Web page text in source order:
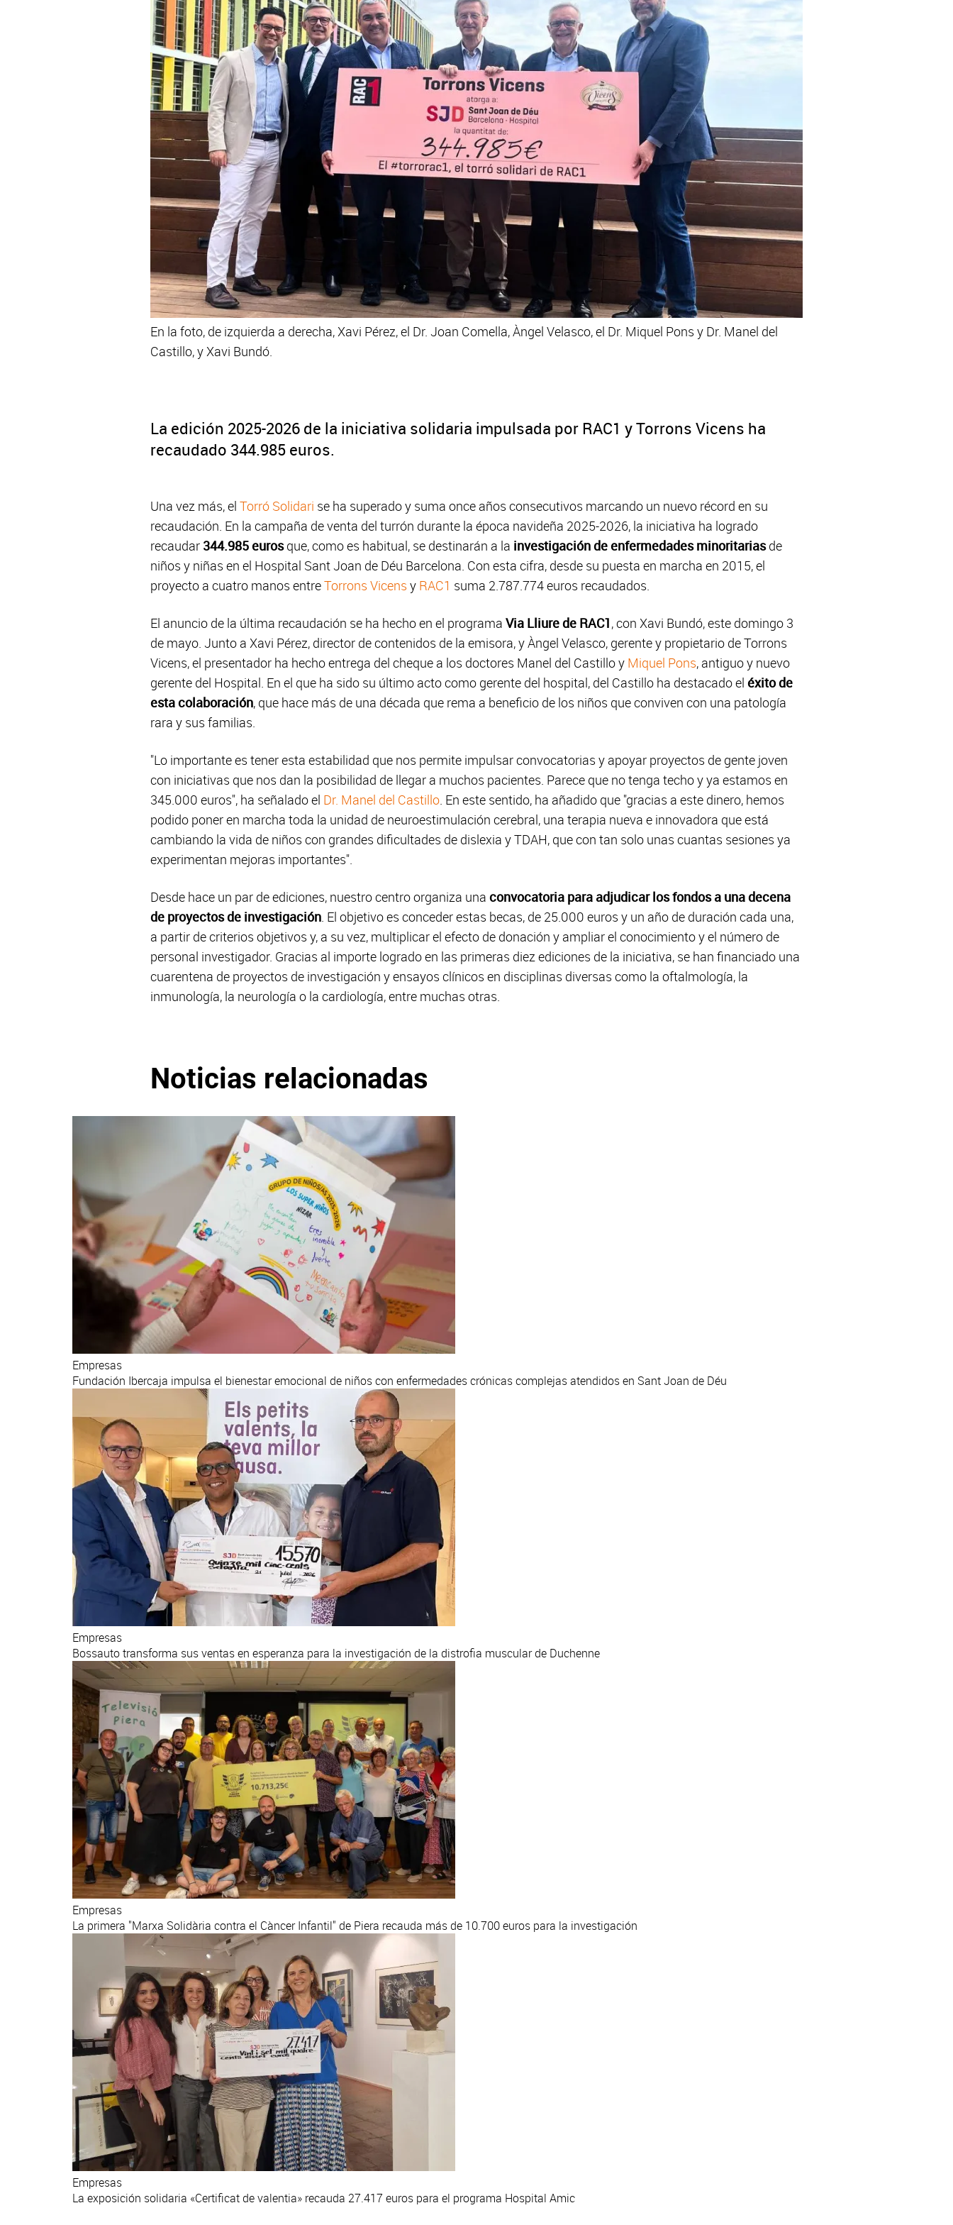
En la foto, de izquierda a derecha, Xavi Pérez, el Dr. Joan Comella, Àngel Velasco, el Dr. Miquel Pons y Dr. Manel del
Castillo, y Xavi Bundó.
La edición 2025-2026 de la iniciativa solidaria impulsada por RAC1 y Torrons Vicens ha
recaudado 344.985 euros.
Una vez más, el Torró Solidari se ha superado y suma once años consecutivos marcando un nuevo récord en su
recaudación. En la campaña de venta del turrón durante la época navideña 2025-2026, la iniciativa ha logrado
recaudar 344.985 eurosque, como es habitual, se destinarán a la investigación de enfermedades minoritariasde
niños y niñas en el Hospital Sant Joan de Déu Barcelona. Con esta cifra, desde su puesta en marcha en 2015, el
proyecto a cuatro manos entreTorrons Vicens y RAC1 suma 2.787.774 euros recaudados.
El anuncio de la última recaudación se ha hecho en el programa Via Lliure de RAC1, con Xavi Bundó, este domingo 3
de mayo. Junto a Xavi Pérez, director de contenidos de la emisora, y Àngel Velasco, gerente y propietario de Torrons
Vicens, el presentador ha hecho entrega del cheque a los doctores Manel del Castillo y Miquel Pons, antiguo y nuevo
gerente del Hospital. En el que ha sido su último acto como gerente del hospital, del Castillo ha destacado el éxito de
esta colaboración, que hace más de una década que rema a beneficio de los niños que conviven con una patología
rara y sus familias.
"Lo importante es tener esta estabilidad que nos permite impulsar convocatorias y apoyar proyectos de gente joven
con iniciativas que nos dan la posibilidad de llegar a muchos pacientes. Parece que no tenga techo y ya estamos en
345.000 euros", ha señalado el Dr. Manel del Castillo . En este sentido, ha añadido que "gracias a este dinero, hemos
podido poner en marcha toda la unidad de neuroestimulación cerebral, una terapia nueva e innovadora que está
cambiando la vida de niños con grandes dificultades de dislexia y TDAH, que con tan solo unas cuantas sesiones ya
experimentan mejoras importantes".
Desde hace un par de ediciones, nuestro centro organiza una convocatoria para adjudicar los fondos a una decena
de proyectos de investigación . El objetivo es conceder estas becas, de 25.000 euros y un año de duración cada una,
a partir de criterios objetivos y, a su vez, multiplicar el efecto de donación y ampliar el conocimiento y el número de
personal investigador. Gracias al importe logrado en las primeras diez ediciones de la iniciativa, se han financiado una
cuarentena de proyectos de investigación y ensayos clínicos en disciplinas diversas como la oftalmología, la
inmunología, la neurología o la cardiología, entre muchas otras.
Noticias relacionadas
Empresas
Fundación Ibercaja impulsa el bienestar emocional de niños con enfermedades crónicas complejas atendidos en Sant Joan de Déu
Empresas
Bossauto transforma sus ventas en esperanza para la investigación de la distrofia muscular de Duchenne
Empresas
La primera "Marxa Solidària contra el Càncer Infantil" de Piera recauda más de 10.700 euros para la investigación
Empresas
La exposición solidaria «Certificat de valentia» recauda 27.417 euros para el programa Hospital Amic